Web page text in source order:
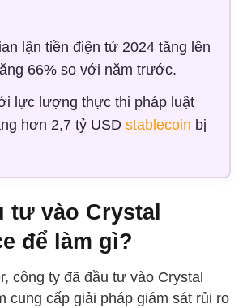
lận tiền điện tử 2024 tăng lên
66% so với năm trước.
lực lượng thực thi pháp luật
hơn 2,7 tỷ USD stablecoin bị
tư vào Crystal
để làm gì?
công ty đã đầu tư vào Crystal
cung cấp giải pháp giám sát rủi ro